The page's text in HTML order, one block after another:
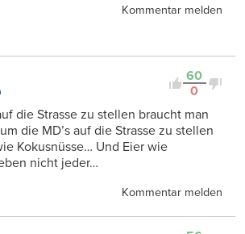
Kommentar melden
60
0
die Strasse zu stellen braucht man
die MD’s auf die Strasse zu stellen
Kokusnüsse… Und Eier wie
nicht jeder…
Kommentar melden